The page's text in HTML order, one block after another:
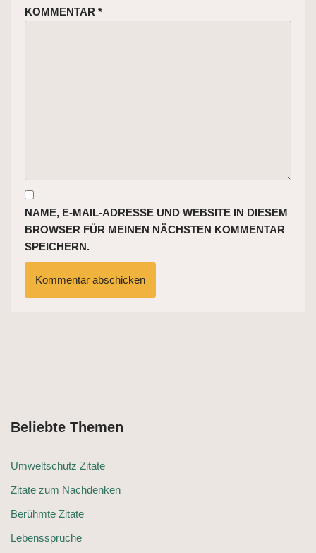
KOMMENTAR *
NAME, E-MAIL-ADRESSE UND WEBSITE IN DIESEM
BROWSER FÜR MEINEN NÄCHSTEN KOMMENTAR
SPEICHERN.
Beliebte Themen
Umweltschutz Zitate
Zitate zum Nachdenken
Berühmte Zitate
Lebenssprüche